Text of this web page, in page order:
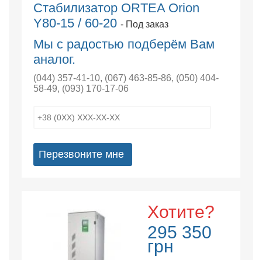
Стабилизатор ORTEA Orion
Y80-15 / 60-20 - Под заказ
Мы с радостью подберём Вам
аналог.
(044) 357-41-10, (067) 463-85-86, (050) 404-
58-49, (093) 170-17-06
Перезвоните мне
Хотите?
295 350
грн